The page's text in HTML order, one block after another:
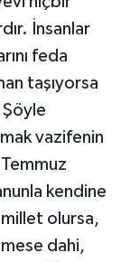
İnsanlar
feda
taşıyorsa
Şöyle
vazifenin
kendine
olursa,
dahi,